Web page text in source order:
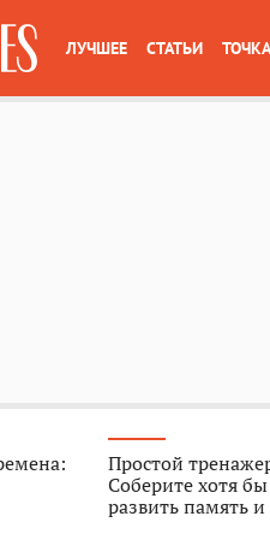
ЛУЧШЕЕ СТАТЬИ
Простой
Соберите хотя
развить память